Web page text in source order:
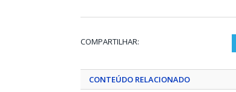
COMPARTILHAR:
CONTEÚDO RELACIONADO